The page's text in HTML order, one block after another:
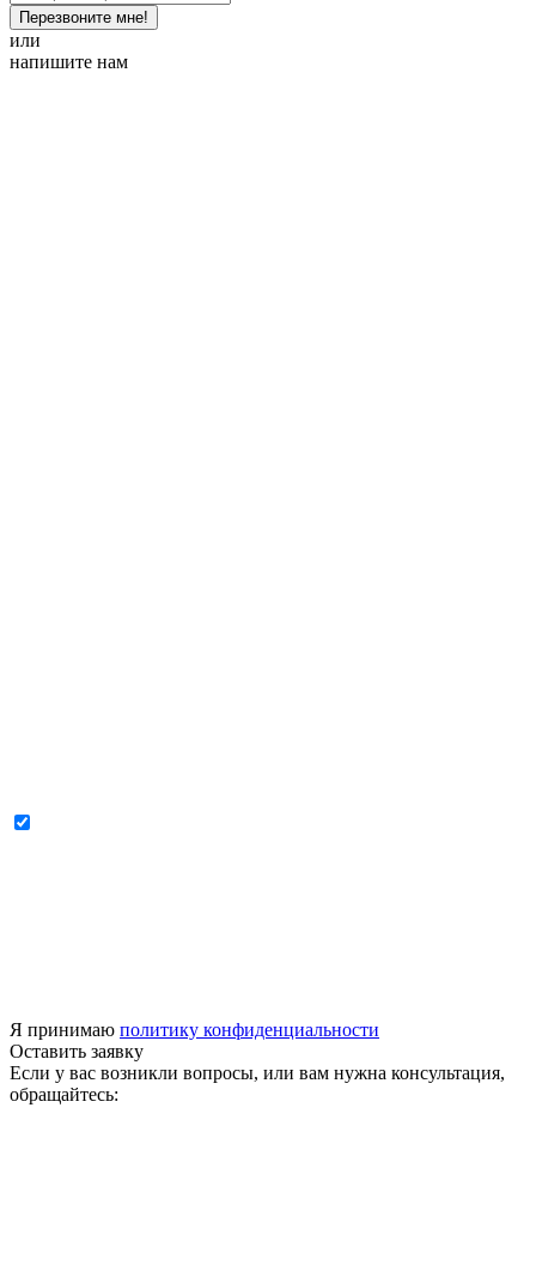
Перезвоните мне!
или
напишите нам
Я принимаю политику конфиденциальности
Оставить заявку
Если у вас возникли вопросы, или вам нужна консультация,
обращайтесь: